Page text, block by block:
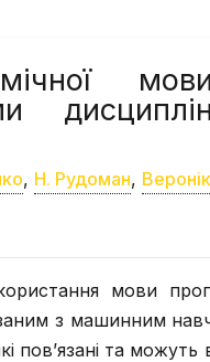
, Н. Рудоман,
мови
з машинним
пов’язані та